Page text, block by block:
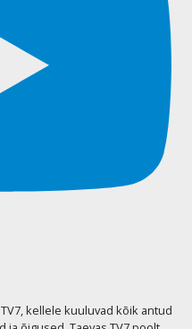
kellele kuuluvad kõik antud